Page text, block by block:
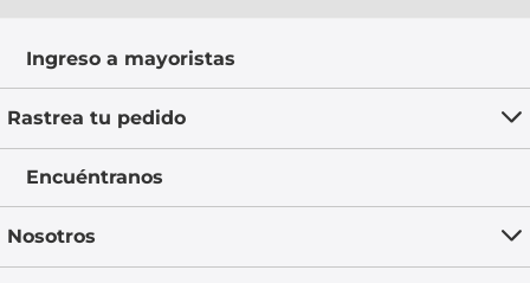
Ingreso a mayoristas
Rastrea tu pedido
Encuéntranos
Nosotros